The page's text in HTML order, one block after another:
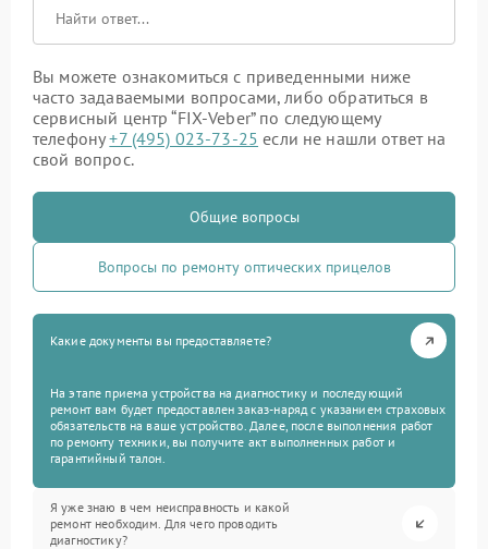
Вы можете ознакомиться с приведенными ниже
часто задаваемыми вопросами, либо обратиться в
сервисный центр “FIX-Veber” по следующему
телефону+7 (495) 023-73-25 если не нашли ответ на
свой вопрос.
Общие вопросы
Вопросы по ремонту оптических прицелов
Какие документы вы предоставляете?
На этапе приема устройства на диагностику и последующий
ремонт вам будет предоставлен заказ-наряд с указанием страховых
обязательств на ваше устройство. Далее, после выполнения работ
по ремонту техники, вы получите акт выполненных работ и
гарантийный талон.
Я уже знаю в чем неисправность и какой
ремонт необходим. Для чего проводить
диагностику?